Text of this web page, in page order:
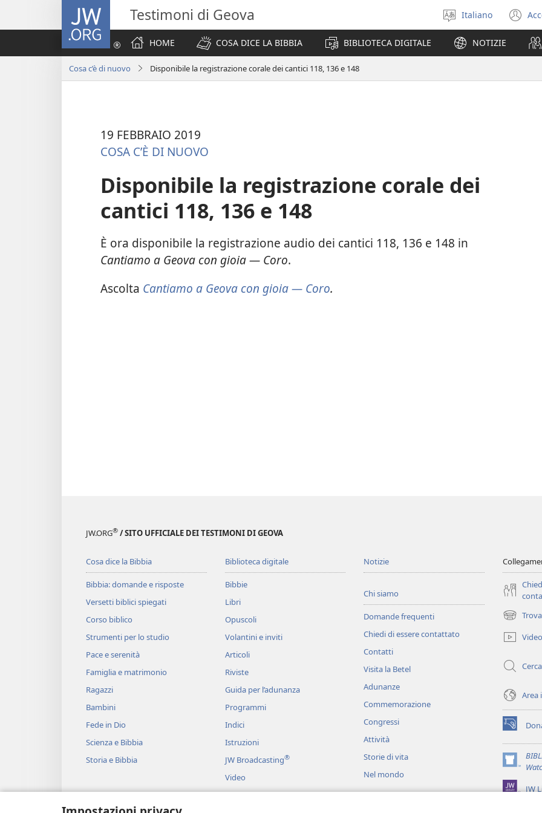
JW.ORG Testimoni di Geova
Seleziona
la
lingua
Italiano
HOME
COSA DICE LA BIBBIA BIBLIOTECA DIGITALE NOTIZIE
Cosa c’è di nuovo Disponibile la registrazione corale dei cantici 118, 136 e 148
19 FEBBRAIO 2019
COSA C’È DI NUOVO
Disponibile la registrazione corale dei
cantici 118, 136 e 148
È ora disponibile la registrazione audio dei cantici 118, 136 e 148 in
Cantiamo a Geova con gioia — Coro.
Ascolta Cantiamo a Geova con gioia — Coro.
JW.ORG® / SITO UFFICIALE DEI TESTIMONI DI GEOVA
Cosa dice la Bibbia
Bibbia: domande e risposte
Versetti biblici spiegati
Corso biblico
Strumenti per lo studio
Pace e serenità
Famiglia e matrimonio
Ragazzi
Bambini
Fede in Dio
Scienza e Bibbia
Storia e Bibbia
Biblioteca digitale
Bibbie
Libri
Opuscoli
Volantini e inviti
Articoli
Riviste
Guida per l’adunanza
Programmi
Indici
Istruzioni
JW Broadcasting®
Video
Musica
Notizie
Chi siamo
Domande frequenti
Chiedi di essere contattato
Contatti
Visita la Betel
Adunanze
Commemorazione
Congressi
Attività
Storie di vita
Nel mondo
(apre
una
nuova
Video
Cerca
Area
(apre
una
nuova
finestra)
(apre
una
nuovaJW